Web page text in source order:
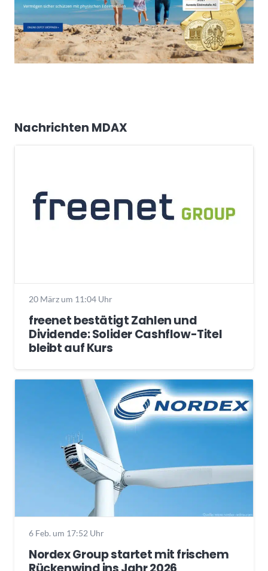
Nachrichten MDAX
20 März um 11:04 Uhr
freenet bestätigt Zahlen und
Dividende: Solider Cashflow-Titel
bleibt auf Kurs
6 Feb. um 17:52 Uhr
Nordex Group startet mit frischem